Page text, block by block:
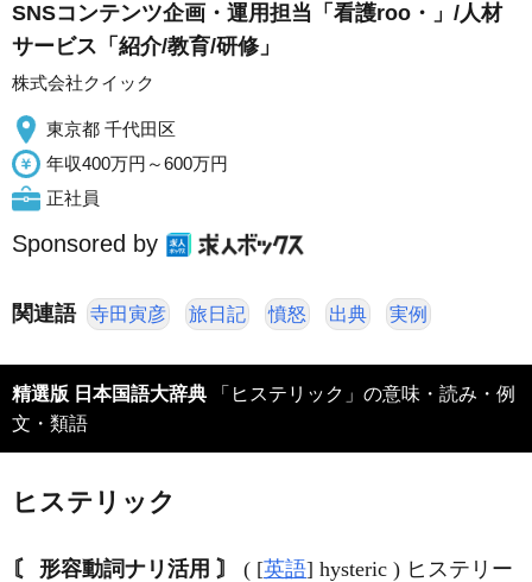
SNSコンテンツ企画・運用担当「看護roo・」/人材
サービス「紹介/教育/研修」
株式会社クイック
東京都 千代田区
年収400万円～600万円
正社員
Sponsored by
関連語 寺田寅彦 旅日記 憤怒 出典 実例
精選版 日本国語大辞典
文・類語
ヒステリック
〘 形容動詞ナリ活用 〙 ( [英語] hysteric ) ヒステリー